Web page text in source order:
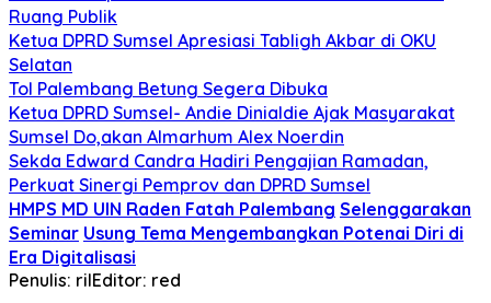
Ruang Publik
Ketua DPRD Sumsel Apresiasi Tabligh Akbar di OKU
Selatan
Tol Palembang Betung Segera Dibuka
Ketua DPRD Sumsel- Andie Dinialdie Ajak Masyarakat
Sumsel Do,akan Almarhum Alex Noerdin
Sekda Edward Candra Hadiri Pengajian Ramadan,
Perkuat Sinergi Pemprov dan DPRD Sumsel
HMPS MD UIN Raden Fatah Palembang Selenggarakan
Seminar Usung Tema Mengembangkan Potenai Diri di
Era Digitalisasi
Penulis: rilEditor: red